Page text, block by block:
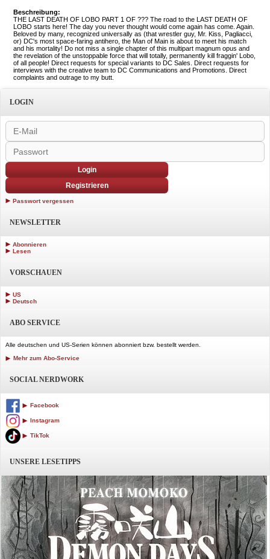
Beschreibung:
THE LAST DEATH OF LOBO PART 1 OF ??? The road to the LAST DEATH OF
LOBO starts here! The day you never thought would come again has come. Again.
Beloved by many, recognized universally as (that wrestler guy, Mr. Kiss, Pagliacci,
or) DC's most space-faring antihero, the Man of Main is about to meet his match
and his mortality! Do not miss a single chapter of this multipart magnum opus and
the revelation of the unstoppable force that will totally, permanently kill fraggin' Lobo,
of all people! Direct requests for special variants to DC Sales. Direct requests for
interviews with the creative team to DC Communications and Promotions. Direct
complaints and outrage to my butt.
LOGIN
Login
Registrieren
Passwort vergessen
NEWSLETTER
Abonnieren
Lesen
VORSCHAUEN
US
Deutsch
ABO SERVICE
Alle deutschen und US-Serien können abonniert bzw. bestellt werden.
Mehr zum Abo-Service
SOCIAL NERDWORK
Facebook
Instagram
TikTok
UNSERE LESETIPPS